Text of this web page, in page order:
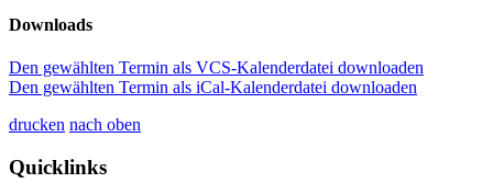
Downloads
Den gewählten Termin als VCS-Kalenderdatei downloaden
Den gewählten Termin als iCal-Kalenderdatei downloaden
drucken nach oben
Quicklinks